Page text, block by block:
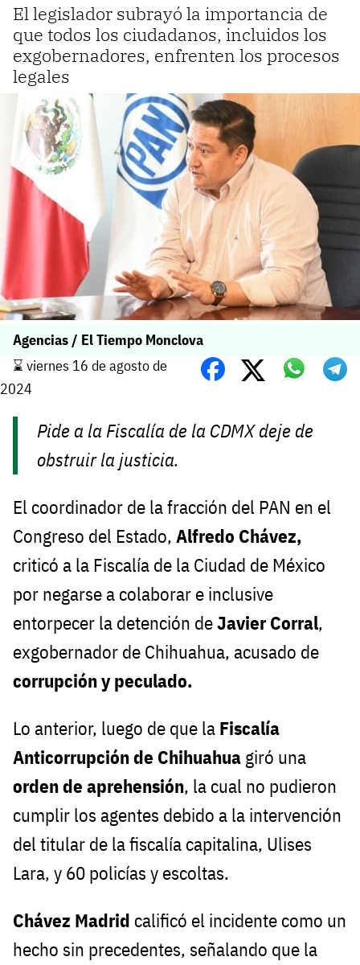
El legislador subrayó la importancia de
que todos los ciudadanos, incluidos los
exgobernadores, enfrenten los procesos
legales
Agencias / El Tiempo Monclova
⌛️ viernes 16 de agosto de
2024
Pide a la Fiscalía de la CDMX deje de
obstruir la justicia.
El coordinador de la fracción del PAN en el
Congreso del Estado, Alfredo Chávez,
criticó a la Fiscalía de la Ciudad de México
por negarse a colaborar e inclusive
entorpecer la detención deJavier Corral,
exgobernador de Chihuahua, acusado de
corrupción y peculado.
Lo anterior, luego de que la Fiscalía
Anticorrupción de Chihuahua giró una
orden de aprehensión, la cual no pudieron
cumplir los agentes debido a la intervención
del titular de la fiscalía capitalina, Ulises
Lara, y 60 policías y escoltas.
Chávez Madrid calificó el incidente como un
hecho sin precedentes, señalando que la